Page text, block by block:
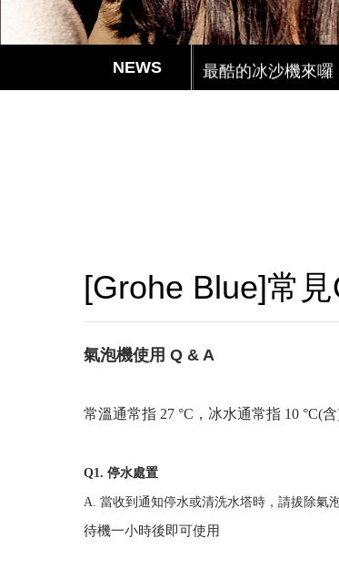
就是現在!福利品
最酷的冰沙機來
保固條款(請加我
[Grohe Blue]常
氣泡機使用 Q & A
常溫通常指 27 °C，冰水通常指 10 °C(
Q1. 停水處置
A. 當收到通知停水或清洗水塔時，請拔除氣
待機一小時後即可使用